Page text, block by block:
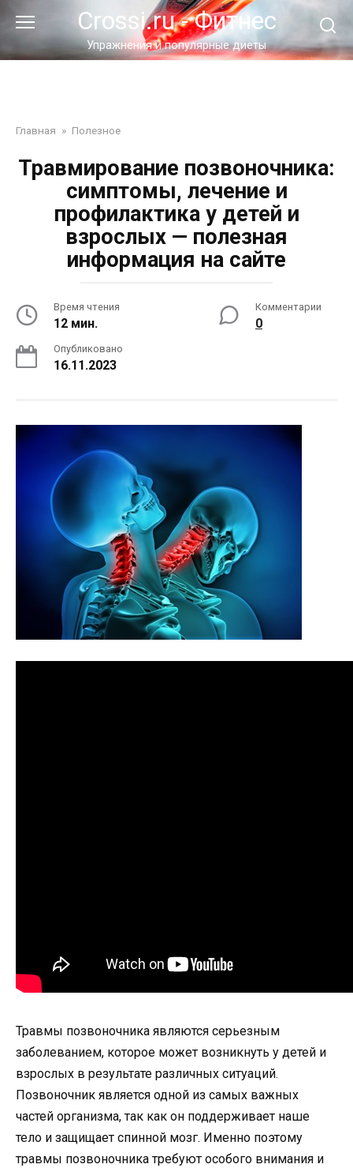
контенту
Crossi.ru - Фитнес
Упражнения и популярные диеты
Главная » Полезное
Травмирование позвоночника:
симптомы, лечение и
профилактика у детей и
взрослых — полезная
информация на сайте
Время чтения
12 мин.
Комментарии
0
Опубликовано
16.11.2023
Травмы позвоночника являются серьезным
заболеванием, которое может возникнуть у детей и
взрослых в результате различных ситуаций.
Позвоночник является одной из самых важных
частей организма, так как он поддерживает наше
тело и защищает спинной мозг. Именно поэтому
травмы позвоночника требуют особого внимания и